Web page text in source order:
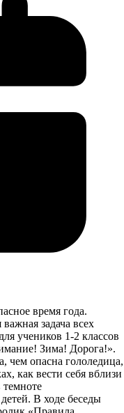
время года.
задача всех
учеников 1-2 классов
Зима! Дорога!».
чем опасна гололедица,
как вести себя вблизи
темноте
В ходе беседы